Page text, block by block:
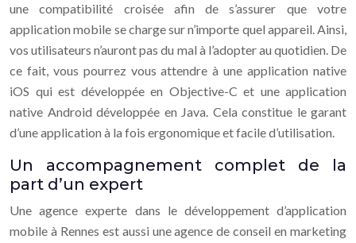
une compatibilité croisée afin de s’assurer que votre
application mobile se charge sur n’importe quel appareil. Ainsi,
vos utilisateurs n’auront pas du mal à l’adopter au quotidien. De
ce fait, vous pourrez vous attendre à une application native
iOS qui est développée en Objective-C et une application
native Android développée en Java. Cela constitue le garant
d’une application à la fois ergonomique et facile d’utilisation.
Un accompagnement complet de la
part d’un expert
Une agence experte dans le développement d’application
mobile à Rennes est aussi une agence de conseil en marketing